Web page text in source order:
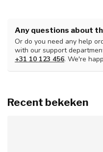
Any questions about
Or do you need any help
with our support
+31 10 123 456. We're
Recent bekeken